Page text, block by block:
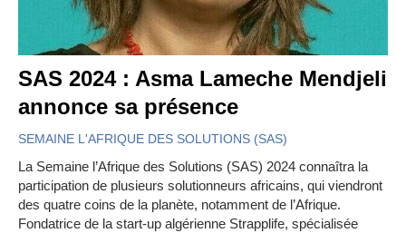
SAS 2024 : Asma Lameche Mendjeli
annonce sa présence
SEMAINE L'AFRIQUE DES SOLUTIONS (SAS)
La Semaine l’Afrique des Solutions (SAS) 2024 connaîtra la
participation de plusieurs solutionneurs africains, qui viendront
des quatre coins de la planète, notamment de l’Afrique.
Fondatrice de la start-up algérienne Strapplife, spécialisée